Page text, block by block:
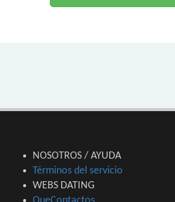
NOSOTROS / AYUDA
Términos del servicio
WEBS DATING